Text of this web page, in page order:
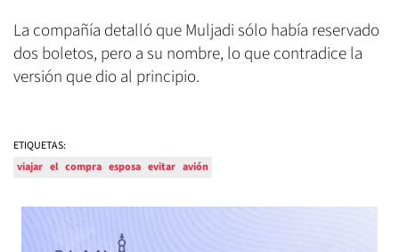
La compañía detalló que Muljadi sólo había reservado
dos boletos, pero a su nombre, lo que contradice la
versión que dio al principio.
ETIQUETAS:
viajar el compra esposa evitar avión